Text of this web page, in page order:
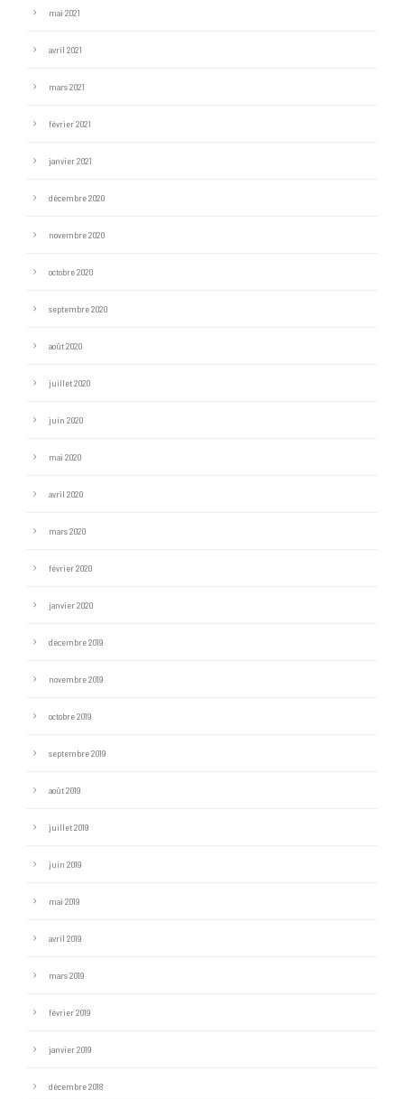
mai 2021
avril 2021
mars 2021
février 2021
janvier 2021
décembre 2020
novembre 2020
octobre 2020
septembre 2020
août 2020
juillet 2020
juin 2020
mai 2020
avril 2020
mars 2020
février 2020
janvier 2020
décembre 2019
novembre 2019
octobre 2019
septembre 2019
août 2019
juillet 2019
juin 2019
mai 2019
avril 2019
mars 2019
février 2019
janvier 2019
décembre 2018